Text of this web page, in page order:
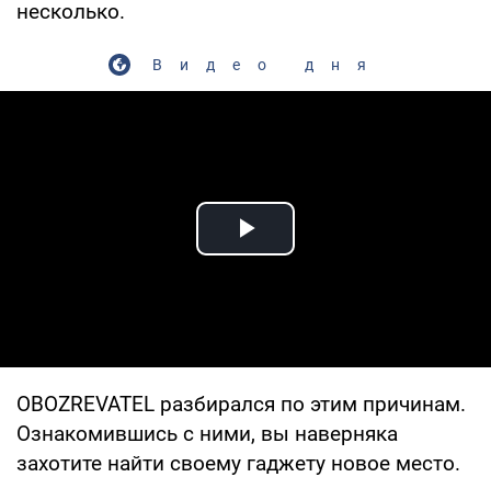
несколько.
Видео дня
Play Video
OBOZREVATEL разбирался по этим причинам.
Ознакомившись с ними, вы наверняка
захотите найти своему гаджету новое место.